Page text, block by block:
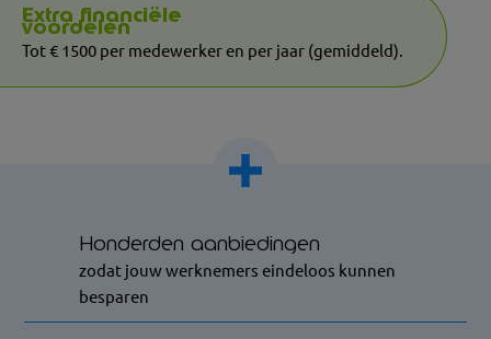
Extra financiële
voordelen
Tot € 1500 per medewerker en per jaar (gemiddeld).
Honderden aanbiedingen
zodat jouw werknemers eindeloos kunnen
besparen